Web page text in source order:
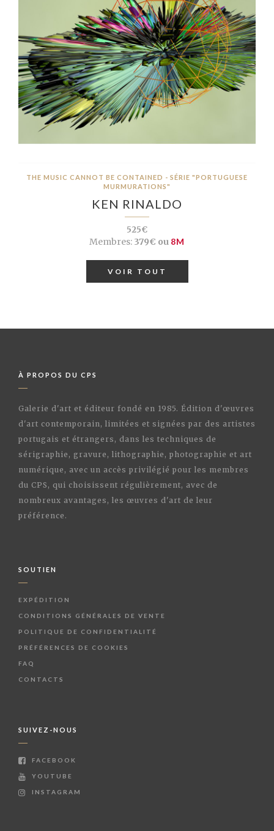
THE MUSIC CANNOT BE CONTAINED - SÉRIE "PORTUGUESE
MURMURATIONS"
KEN RINALDO
525€
Membres: 379€ ou 8M
VOIR TOUT
À PROPOS DU CPS
Galerie d'art et éditeur fondé en 1985. Édition d'œuvres
d'art contemporain, limitées et signées par des artistes
portugais et étrangers, dans les techniques de
sérigraphie, gravure, lithographie, photographie et art
numérique, avec un accès privilégié pour les membres
du CPS, qui choisissent régulièrement, avec de
nombreux avantages, les œuvres d'art de leur
préférence.
SOUTIEN
EXPÉDITION
CONDITIONS GÉNÉRALES DE VENTE
POLITIQUE DE CONFIDENTIALITÉ
PRÉFÉRENCES DE COOKIES
FAQ
CONTACTS
SUIVEZ-NOUS
FACEBOOK
YOUTUBE
INSTAGRAM